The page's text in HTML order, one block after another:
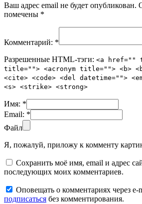
Ваш адрес email не будет опубликован.
помечены *
Комментарий: *
Разрешенные HTML-тэги: <a href=""
title=""> <acronym title=""> <b>
<cite> <code> <del datetime="">
<s> <strike> <strong>
Имя: *
Email: *
Файл
Я, пожалуй, приложу к комменту
Сохранить моё имя, email и адрес
последующих моих комментариев.
Оповещать о комментариях через
подписаться без комментирования.